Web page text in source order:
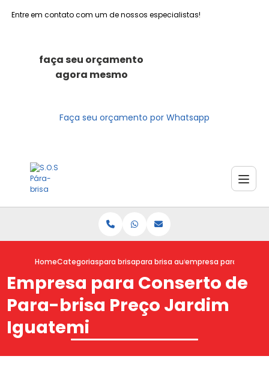
Entre em contato com um de nossos especialistas!
faça seu orçamento
agora mesmo
Faça seu orçamento por Whatsapp
HomeCategoriaspara brisapara brisa automotivo
empresa para
Empresa para Conserto de
Para-brisa Preço Jardim
Iguatemi